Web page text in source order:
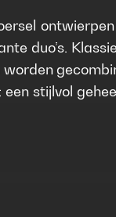
duo’s.
stijlvol